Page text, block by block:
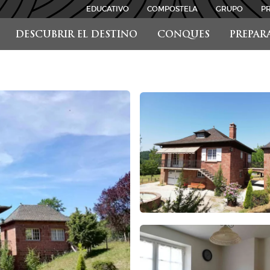
DESCUBRIR EL DESTINO CONQUES
EDUCATIVO COMPOSTELA GRUPO